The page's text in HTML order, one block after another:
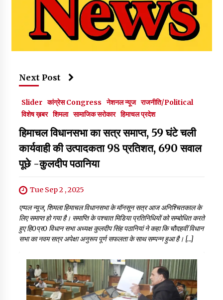
Next Post
Slider कांग्रेस Congress नेशनल न्यूज राजनीति/Political
विशेष ख़बर शिमला सामाजिक सरोकार हिमाचल प्रदेश
हिमाचल विधानसभा का सत्र समाप्त, 59 घंटे चली
कार्यवाही की उत्पादकता 98 प्रतिशत, 690 सवाल
पूछे -कुलदीप पठानिया
Tue Sep 2 , 2025
एप्पल न्यूज, शिमला हिमाचल विधानसभा के मॉनसून सत्र आज अनिश्चितकाल के
लिए समाप्त हो गया है। समाप्ति के पश्चात मिडिया प्रतिनिधियों को सम्बोधित करते
हुए हि0प्र0 विधान सभा अध्यक्ष कुलदीप सिंह पठानियां ने कहा ‍कि चौदहवीं विधान
सभा का नवम सत्र अपेक्षा अनुरूप पूर्ण सफलता के साथ सम्पन्न हुआ है। […]